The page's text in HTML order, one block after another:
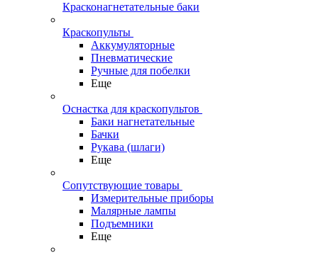
Красконагнетательные баки
Краскопульты
Аккумуляторные
Пневматические
Ручные для побелки
Еще
Оснастка для краскопультов
Баки нагнетательные
Бачки
Рукава (шлаги)
Еще
Сопутствующие товары
Измерительные приборы
Малярные лампы
Подъемники
Еще